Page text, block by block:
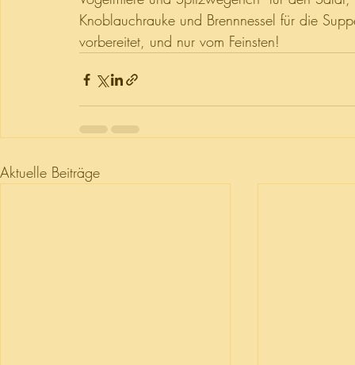
Knoblauchrauke und Brennnessel für die
vorbereitet, und nur vom Feinsten!
Aktuelle Beiträge